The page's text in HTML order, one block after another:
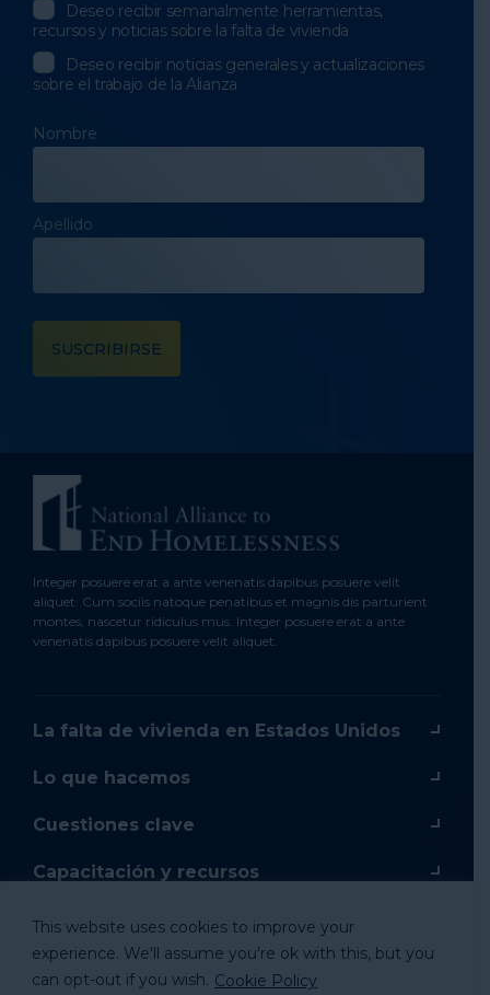
This website uses cookies to improve your
experience. We'll assume you're ok with this, but you
can opt-out if you wish. Cookie Policy
Deseo recibir semanalmente herramientas,
recursos y noticias sobre la falta de vivienda
Deseo recibir noticias generales y actualizaciones
sobre el trabajo de la Alianza
Nombre
Apellido
Integer posuere erat a ante venenatis dapibus posuere velit
aliquet. Cum sociis natoque penatibus et magnis dis parturient
montes, nascetur ridiculus mus. Integer posuere erat a ante
venenatis dapibus posuere velit aliquet.
La falta de vivienda en Estados Unidos
Lo que hacemos
Cuestiones clave
Capacitación y recursos
Capacitación en línea
Donar